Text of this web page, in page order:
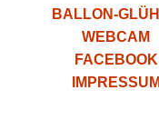
BALLON-
WEBCAM
FACEBOOK
IMPRESSUM